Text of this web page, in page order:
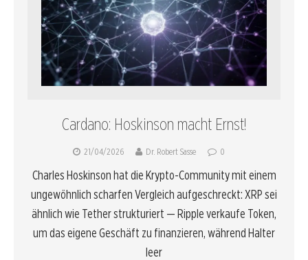
Cardano: Hoskinson macht Ernst!
21/04/2026 Dr. Robert Sasse 0
Charles Hoskinson hat die Krypto-Community mit einem
ungewöhnlich scharfen Vergleich aufgeschreckt: XRP sei
ähnlich wie Tether strukturiert — Ripple verkaufe Token,
um das eigene Geschäft zu finanzieren, während Halter
leer